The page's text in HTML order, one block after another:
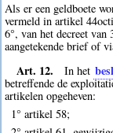
Als er een geldboete
vermeld in artikel
6°, van het decreet
aangetekende brief of
Art. 12. In het
betreffende de
artikelen opgeheven:
1° artikel 58;